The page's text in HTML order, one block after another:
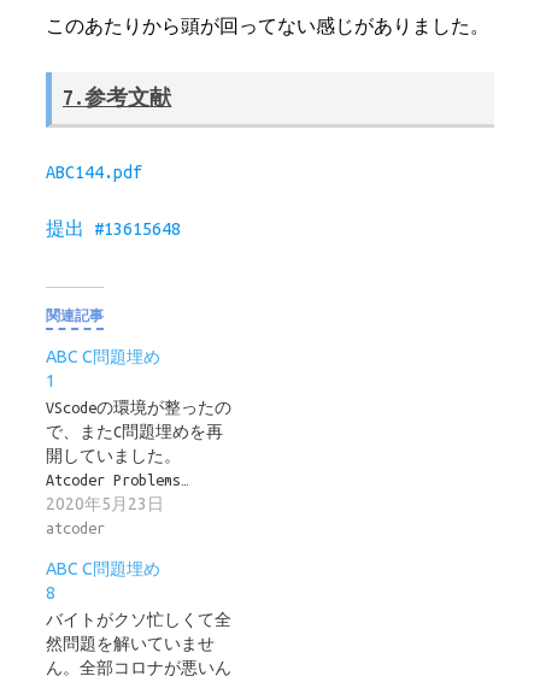
このあたりから頭が回ってない感じがありました。
7.参考文献
ABC144.pdf
提出 #13615648
関連記事
ABC C問題埋め
1
VScodeの環境が整ったの
で、またC問題埋めを再
開していました。
Atcoder Problems…
2020年5月23日
atcoder
ABC C問題埋め
8
バイトがクソ忙しくて全
然問題を解いていませ
ん。全部コロナが悪いん